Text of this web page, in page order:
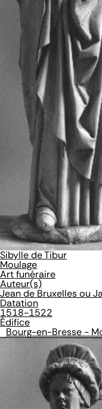
Sibylle de Tibur
Moulage
Art funéraire
Auteur(s)
Jean de Bruxelles ou
Datation
1518-1522
Édifice
Bourg-en-Bresse -